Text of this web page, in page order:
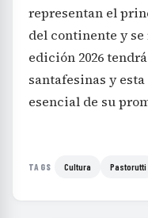
representan el
del continente y
edición 2026
santafesinas y
esencial de su
TAGS Cultura Pastorutti